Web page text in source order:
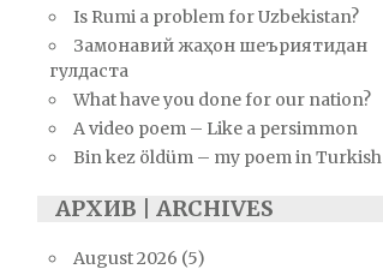
Is Rumi a problem for Uzbekistan?
Замонавий жаҳон шеъриятидан
гулдаста
What have you done for our nation?
A video poem – Like a persimmon
Bin kez öldüm – my poem in Turkish
АРХИВ | ARCHIVES
August 2026 (5)